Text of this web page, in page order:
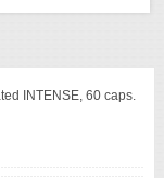
INTENSE, 60 caps.